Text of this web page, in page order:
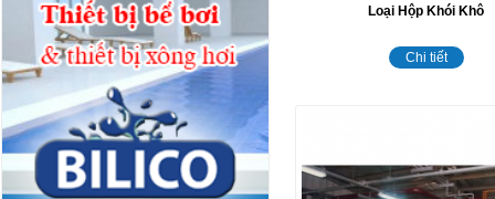
Loại Hộp Khói Khô
Chi tiết